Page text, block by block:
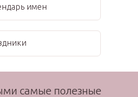
имен
самые полезные